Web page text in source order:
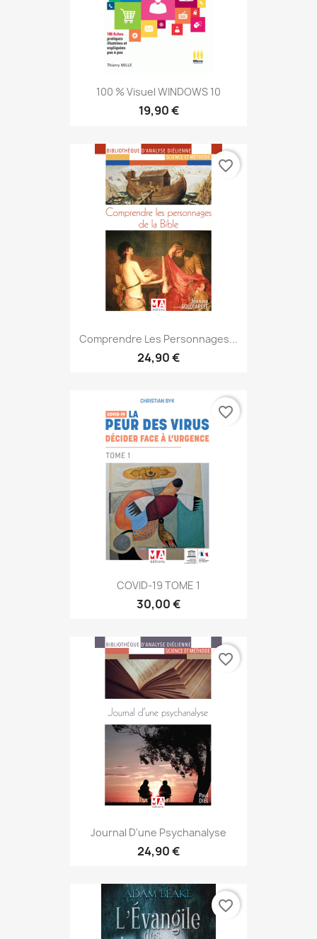
100 % Visuel WINDOWS 10
19,90 €
Comprendre Les Personnages...
24,90 €
favorite_border
COVID-19 TOME 1
30,00 €
favorite_border
Journal D'une Psychanalyse
24,90 €
favorite_border
favorite_border